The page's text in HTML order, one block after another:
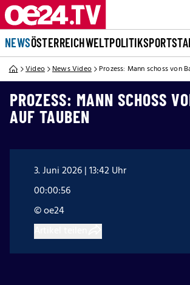
NEWSÖSTERREICHWELTPOLITIKSPORT
Video News Video Prozess: Mann schoss von
PROZESS: MANN SCHOSS
AUF TAUBEN
3. Juni 2026 | 13:42 Uhr
00:00:56
© oe24